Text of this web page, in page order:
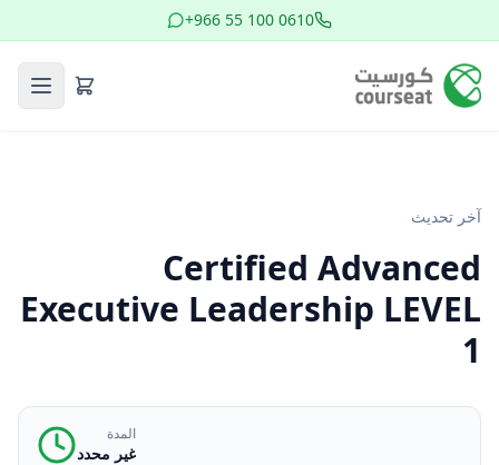
+966 55 100 0610
آخر تحديث
Certified Advanced
Executive Leadership LEVEL
1
المدة
غير محدد